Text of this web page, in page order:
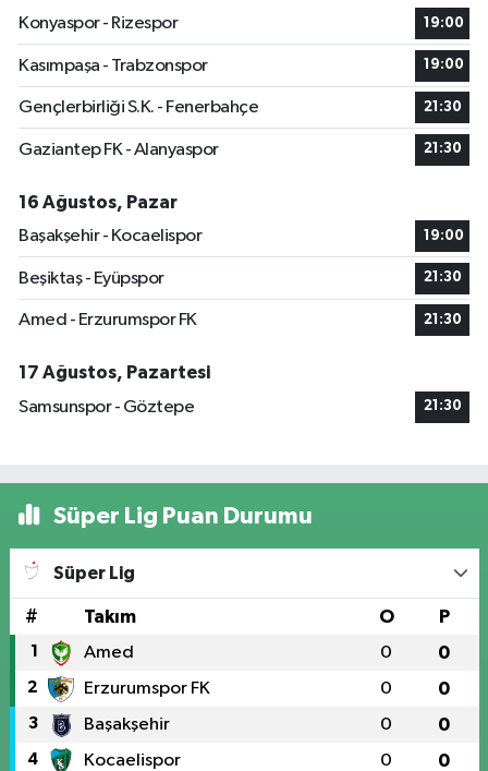
Konyaspor - Rizespor
19:00
Kasımpaşa - Trabzonspor 19:00
Gençlerbirliği S.K. - Fenerbahçe 21:30
Gaziantep FK - Alanyaspor 21:30
16 Ağustos, Pazar
Başakşehir - Kocaelispor
19:00
Beşiktaş - Eyüpspor 21:30
Amed - Erzurumspor FK 21:30
17 Ağustos, Pazartesi
Samsunspor - Göztepe
21:30
Süper Lig Puan Durumu
Süper Lig
# Takım O P
1 Amed 0 0
2 Erzurumspor FK 0 0
3 Başakşehir 0 0
4 Kocaelispor 0 0